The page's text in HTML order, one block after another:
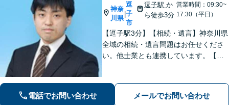
神奈
川県
|
逗
子
市
逗子駅か
ら徒歩3分
営業時間：09:30~
17:30（平日）
【逗子駅3分】【相続・遺言】神奈川県
全域の相続・遺言問題はお任せくださ
い。他士業とも連携しています。【離
【初回面談無料】【夜間・休日は予約
で対応可】【法テラス可】
電話でお問い合わせ メールでお問い合わせ